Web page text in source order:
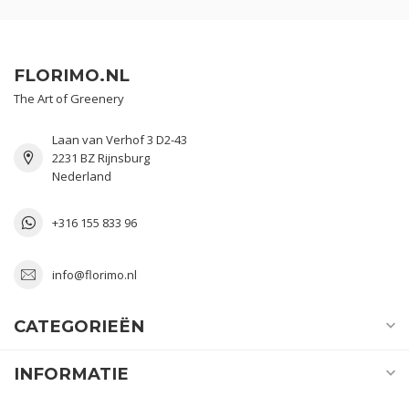
FLORIMO.NL
The Art of Greenery
Laan van Verhof 3 D2-43
2231 BZ Rijnsburg
Nederland
+316 155 833 96
info@florimo.nl
CATEGORIEËN
INFORMATIE